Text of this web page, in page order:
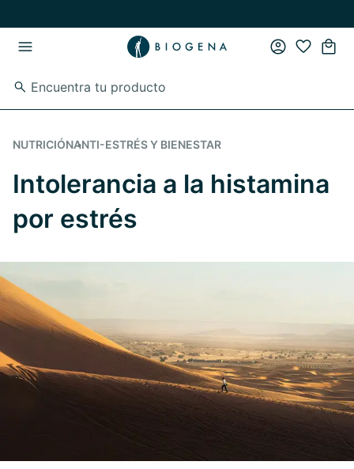
NUTRICIÓNANTI-ESTRÉS Y BIENESTAR
Intolerancia a la histamina
por estrés